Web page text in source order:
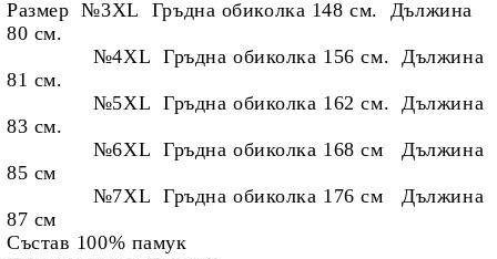
Размер №3XL Гръдна обиколка 148 см. Дължина
80 см.
№4XL Гръдна обиколка 156 см. Дължина
81 см.
№5XL Гръдна обиколка 162 см. Дължина
83 см.
№6XL Гръдна обиколка 168 см Дължина
85 см
№7XL Гръдна обиколка 176 см Дължина
87 см
Състав 100% памук